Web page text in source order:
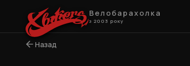
Велобарахолка
з 2003 року
Назад